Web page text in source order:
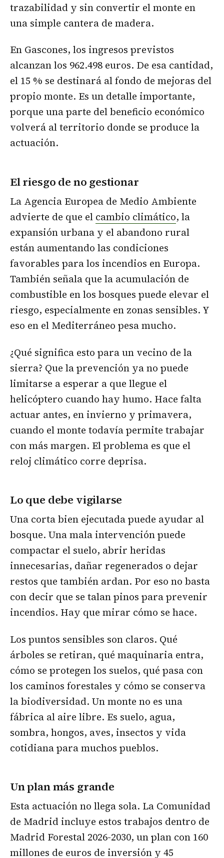
trazabilidad y sin convertir el monte en
una simple cantera de madera.
En Gascones, los ingresos previstos
alcanzan los 962.498 euros. De esa cantidad,
el 15 % se destinará al fondo de mejoras del
propio monte. Es un detalle importante,
porque una parte del beneficio económico
volverá al territorio donde se produce la
actuación.
El riesgo de no gestionar
La Agencia Europea de Medio Ambiente
advierte de que el cambio climático, la
expansión urbana y el abandono rural
están aumentando las condiciones
favorables para los incendios en Europa.
También señala que la acumulación de
combustible en los bosques puede elevar el
riesgo, especialmente en zonas sensibles. Y
eso en el Mediterráneo pesa mucho.
¿Qué significa esto para un vecino de la
sierra? Que la prevención ya no puede
limitarse a esperar a que llegue el
helicóptero cuando hay humo. Hace falta
actuar antes, en invierno y primavera,
cuando el monte todavía permite trabajar
con más margen. El problema es que el
reloj climático corre deprisa.
Lo que debe vigilarse
Una corta bien ejecutada puede ayudar al
bosque. Una mala intervención puede
compactar el suelo, abrir heridas
innecesarias, dañar regenerados o dejar
restos que también ardan. Por eso no basta
con decir que se talan pinos para prevenir
incendios. Hay que mirar cómo se hace.
Los puntos sensibles son claros. Qué
árboles se retiran, qué maquinaria entra,
cómo se protegen los suelos, qué pasa con
los caminos forestales y cómo se conserva
la biodiversidad. Un monte no es una
fábrica al aire libre. Es suelo, agua,
sombra, hongos, aves, insectos y vida
cotidiana para muchos pueblos.
Un plan más grande
Esta actuación no llega sola. La Comunidad
de Madrid incluye estos trabajos dentro de
Madrid Forestal 2026-2030, un plan con 160
millones de euros de inversión y 45